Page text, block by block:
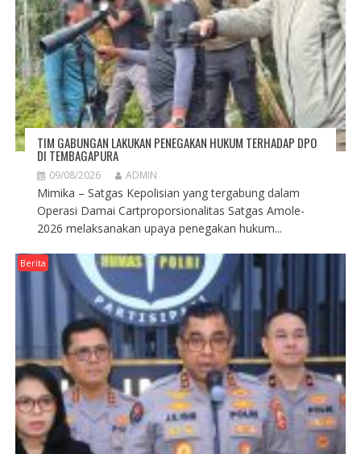
TIM GABUNGAN LAKUKAN PENEGAKAN HUKUM TERHADAP DPO
DI TEMBAGAPURA
09/08/2026 ADMIN
Mimika – Satgas Kepolisian yang tergabung dalam
Operasi Damai Cartproporsionalitas Satgas Amole-
2026 melaksanakan upaya penegakan hukum...
Berita